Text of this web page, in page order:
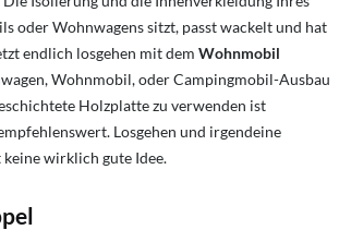
oder Wohnwagens sitzt, passt wackelt und hat
endlich losgehen mit dem Wohnmobil
Wohnmobil, oder Campingmobil-Ausbau
Holzplatte zu verwenden ist
Losgehen und irgendeine
keine wirklich gute Idee.